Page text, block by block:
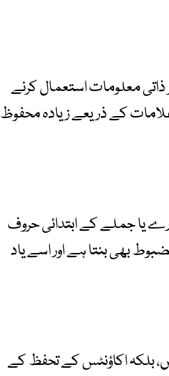
ذاتی معلومات استعمال کرنے
کے ذریعے زیادہ محفوظ
یا جملے کے ابتدائی حروف
بھی بنتا ہے اور اسے یاد
بلکہ اکاؤنٹس کے تحفظ کے